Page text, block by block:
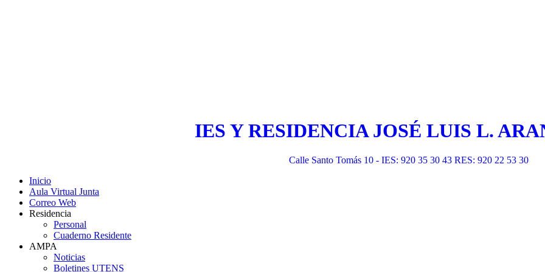
IES Y RESIDENCIA JOSÉ LUIS L.
Calle Santo Tomás 10 - IES: 920 35 30 43 RES: 920 22 53 30
Inicio
Aula Virtual Junta
Correo Web
Residencia
Personal
Cuaderno Residente
AMPA
Noticias
Boletines UTENS